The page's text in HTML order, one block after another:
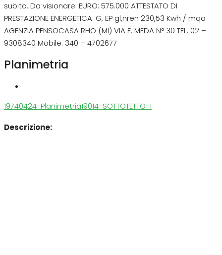
subito. Da visionare. EURO: 575.000 ATTESTATO DI
PRESTAZIONE ENERGETICA: G, EP gl,nren 230,53 Kwh / mqa
AGENZIA PENSOCASA RHO (MI) VIA F. MEDA N° 30 TEL. 02 –
9308340 Mobile: 340 – 4702677
Planimetria
19740424-Planimetria19014-SOTTOTETTO-1
Descrizione: